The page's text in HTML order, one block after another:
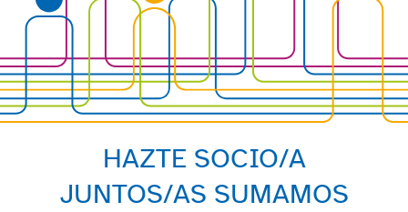
HAZTE SOCIO/A
JUNTOS/AS SUMAMOS